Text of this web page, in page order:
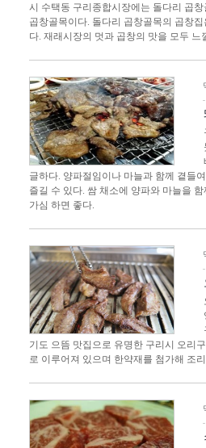
시 수택동 구리종합시장에는 돌다리 곱
곱창골목이다. 돌다리 곱창골목의 곱창
다. 재래시장의 멋과 곱창의 맛을 모두
글하다. 양파절임이나 마늘과 함께 곁들
즐길 수 있다. 쌈 채소에 양파와 마늘을
가심 하면 좋다.
기도 으뜸 맛집으로 유명한 구리시 오리
로 이루어져 있으며 한약재를 첨가해 조